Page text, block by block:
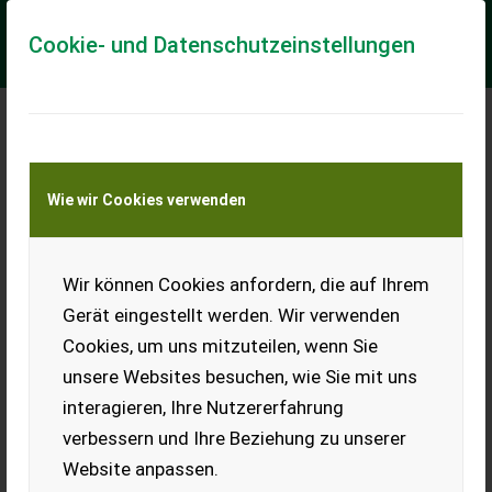
Cookie- und Datenschutzeinstellungen
Wie wir Cookies verwenden
Wir können Cookies anfordern, die auf Ihrem
Gerät eingestellt werden. Wir verwenden
Cookies, um uns mitzuteilen, wenn Sie
unsere Websites besuchen, wie Sie mit uns
interagieren, Ihre Nutzererfahrung
verbessern und Ihre Beziehung zu unserer
Website anpassen.
Meine Transportkostenanfrage
Transport von Land- und Baumaschinen –
KEINE Tiertransporte
Forsthelm,
Helmschale, Bauhelm
Verkaufe 3 Helmschalen,
wenig gebraucht, Versand ist
möglich. Preis pro Stk.
EUR 0